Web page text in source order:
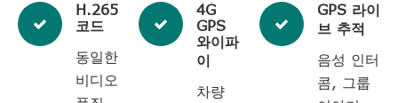
H.265
코드
동일한
비디오
4G
GPS
와이파
이
차량
GPS 라이
브 추적
음성 인터
콤, 그룹